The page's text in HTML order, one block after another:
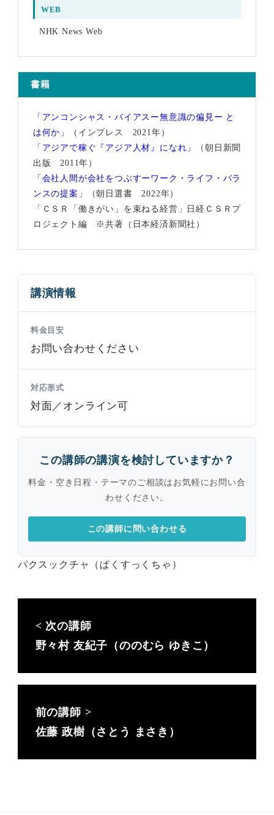
WEB
NHK News Web
書籍
「アンコンシャス・バイアスー無意識の偏見ー と
は何か」
（インプレス 2021年）
「アジアで稼ぐ『アジア人材』になれ」
（朝日新聞
出版 2011年）
「会社人間が会社をつぶすーワーク・ライフ・バラ
ンスの提案」
（朝日選書 2022年）
「ＣＳＲ「働きがい」を束ねる経営」日経ＣＳＲプ
ロジェクト編 ※共著（日本経済新聞社）
講演情報
料金目安
お問い合わせください
対応形式
対面／オンライン可
この講師の講演を検討していますか？
料金・空き日程・テーマのご相談はお気軽にお問い合
わせください。
この講師に問い合わせる
パクスックチャ（ぱくすっくちゃ）
野々村 友紀子（ののむら ゆきこ）
佐藤 政樹（さとう まさき）